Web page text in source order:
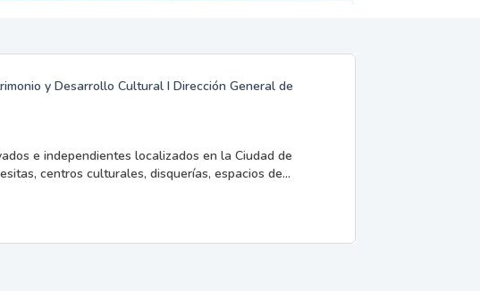
y Desarrollo Cultural I Dirección General de
e independientes localizados en la Ciudad de
centros culturales, disquerías, espacios de...